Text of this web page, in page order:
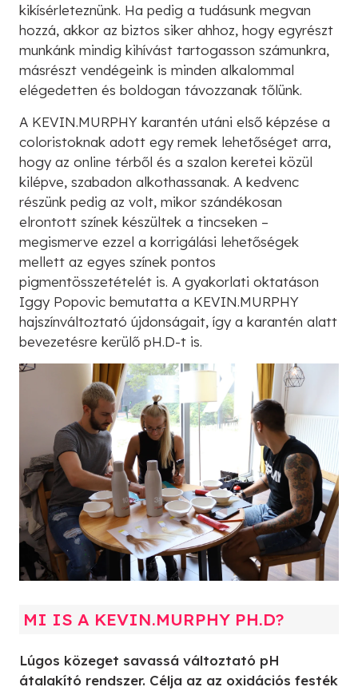
kikísérleteznünk. Ha pedig a tudásunk megvan
hozzá, akkor az biztos siker ahhoz, hogy egyrészt
munkánk mindig kihívást tartogasson számunkra,
másrészt vendégeink is minden alkalommal
elégedetten és boldogan távozzanak tőlünk.
A KEVIN.MURPHY karantén utáni első képzése a
coloristoknak adott egy remek lehetőséget arra,
hogy az online térből és a szalon keretei közül
kilépve, szabadon alkothassanak. A kedvenc
részünk pedig az volt, mikor szándékosan
elrontott színek készültek a tincseken –
megismerve ezzel a korrigálási lehetőségek
mellett az egyes színek pontos
pigmentösszetételét is. A gyakorlati oktatáson
Iggy Popovic bemutatta a KEVIN.MURPHY
hajszínváltoztató újdonságait, így a karantén alatt
bevezetésre kerülő pH.D-t is.
MI IS A KEVIN.MURPHY PH.D?
Lúgos közeget savassá változtató pH
átalakító rendszer. Célja az az oxidációs festék